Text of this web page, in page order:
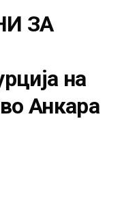
ЗА
на
Анкара